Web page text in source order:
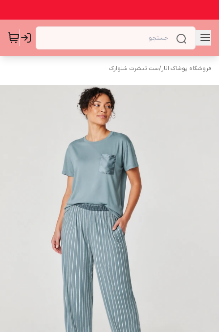
فروشگاه پوشاک انار/ست تیشرت شلوارک